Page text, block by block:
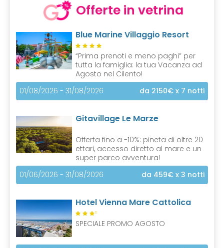
Offerte in vetrina
Blue Marine Villaggio Resort
“Prima prenoti e meno paghi” per
tutta la famiglia: la tua Vacanza ad
Agosto nel Cilento!
01/08/2026 - 31/08/2026
da 2150€ x 7 notti
Gitavillage Le Marze
Offerta fino a -10%: pineta di oltre 20
ettari, accesso diretto al mare e un
super parco avventura!
01/06/2026 - 31/08/2026
da 459€ x 3 notti
Hotel Vienna Mare Cattolica
S
SPECIALE PROMO AGOSTO